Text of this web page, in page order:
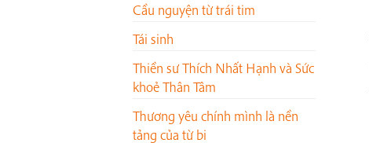
Cầu nguyện từ trái tim
Tái sinh
Thiền sư Thích Nhất Hạnh và Sức
khoẻ Thân Tâm
Thương yêu chính mình là nền
tảng của từ bi